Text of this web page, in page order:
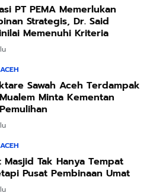
PT PEMA Memerlukan
Strategis, Dr. Said
Memenuhi Kriteria
Sawah Aceh Terdampak
Minta Kementan
Masjid Tak Hanya Tempat
Pusat Pembinaan Umat